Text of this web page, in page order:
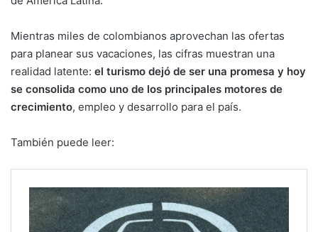
Mientras miles de colombianos aprovechan las ofertas
para planear sus vacaciones, las cifras muestran una
realidad latente: el turismo dejó de ser una promesa y hoy
se consolida como uno de los principales motores de
crecimiento, empleo y desarrollo para el país.
También puede leer: